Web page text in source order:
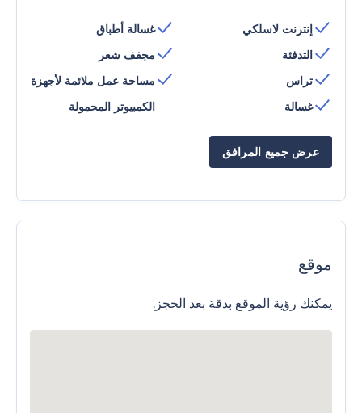
إنترنت لاسلكي
التدفئة
تراس
غسالة
غسالة أطباق
مجفف شعر
مساحة عمل ملائمة لأجهزة
الكمبيوتر المحمولة
عرض جميع المرافق
موقع
يمكنك رؤية الموقع بدقة بعد الحجز.